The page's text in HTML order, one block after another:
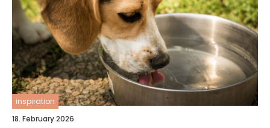
inspiration
18. February 2026